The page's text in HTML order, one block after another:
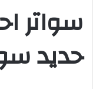
سواتر
حديد